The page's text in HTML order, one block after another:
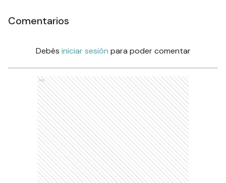
Comentarios
Debés iniciar sesión para poder comentar
Ads